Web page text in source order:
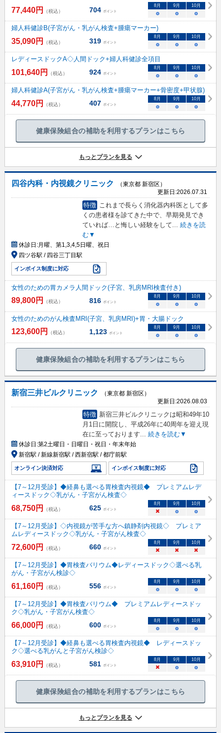
77,440円 （税込） 704 ポイント
8月 9月 10月
○ ○ ○
婦人科健診B(子宮がん・乳がん検査+腫瘍マーカー)
35,090円 （税込） 319 ポイント
8月 9月 10月
○ ○ ○
レディースドックA◇人間ドック+婦人科健診全項目
101,640円 （税込） 924 ポイント
8月 9月 10月
○ ○ ○
婦人科健診A(子宮がん・乳がん検査+腫瘍マーカー+骨密度+甲状腺)
44,770円 （税込） 407 ポイント
8月 9月 10月
○ ○ ○
健康保険組合の補助を利用するプランはこちら
もっとプランを見る
四谷内科・内視鏡クリニック
（東京都 新宿区）
更新日:2026.07.31
特徴
これまで長らく消化器内科医として多
くの患者様を診てきた中で、早期発見でき
ていれば…と悔しい経験をして
続きを読
む▼
休診日:月曜、第1,3,4,5日曜、祝日
四ツ谷駅 / 四谷三丁目駅
インボイス制度に対応
女性のための胃カメラ人間ドック(子宮、乳房MRI検査付き)
89,800円 （税込） 816 ポイント
8 月 9 月 10月
○ ○ ○
女性のためのがん検査MRI(子宮、乳房MRI)+胃・大腸ドック
123,600円 （税込） 1,123 ポイント
8 月 9 月 10月
○ ○ ○
健康保険組合の補助を利用するプランはこちら
新宿三井ビルクリニック
（東京都 新宿区）
更新日:2026.08.03
特徴 新宿三井ビルクリニックは昭和49年10
月1日に開院し、平成26年に40周年を迎え現
在に至っております... 続きを読む▼
休診日:第2土曜日・日曜日・祝日・年末年始
新宿駅 / 新線新宿駅 / 西新宿駅 / 都庁前駅
オンライン決済対応 インボイス制度に対応
【7～12月受診】◆経鼻も選べる胃検査内視鏡◆ プレミアムレデ
ィースドック◇乳がん・子宮がん検査◇
68,750円 （税込） 625 ポイント
8月 9月 10月
× ○ ○
【7～12月受診】◇内視鏡が苦手な方へ鎮静剤内視鏡◇ プレミア
ムレディースドック◇乳がん・子宮がん検査◇
72,600円 （税込） 660 ポイント
8月 9月 10月
× × ×
【7～12月受診】◆胃検査バリウム◆レディースドック◇選べる乳
がん・子宮がん検診◇
61,160円 （税込） 556 ポイント
8月 9月 10月
○ ○ ○
【7～12月受診】◆胃検査バリウム◆ プレミアムレディースドッ
ク◇乳がん・子宮がん検査◇
66,000円 （税込） 600 ポイント
8月 9月 10月
○ ○ ○
【7～12月受診】◆経鼻も選べる胃検査内視鏡◆ レディースドッ
ク◇選べる乳がんと子宮がん検診◇
63,910円 （税込） 581 ポイント
8月 9月 10月
× ○ ○
健康保険組合の補助を利用するプランはこちら
もっとプランを見る